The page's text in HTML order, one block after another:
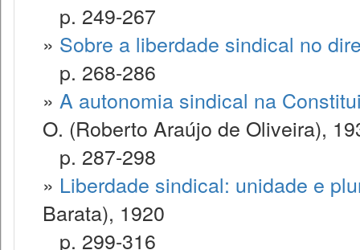
p. 249-267
» Sobre a liberdade sindical no
p. 268-286
» A autonomia sindical na
O. (Roberto Araújo de Oliveira),
p. 287-298
» Liberdade sindical: unidade e
Barata), 1920
p. 299-316